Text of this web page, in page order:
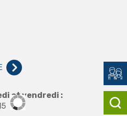
et vendredi :